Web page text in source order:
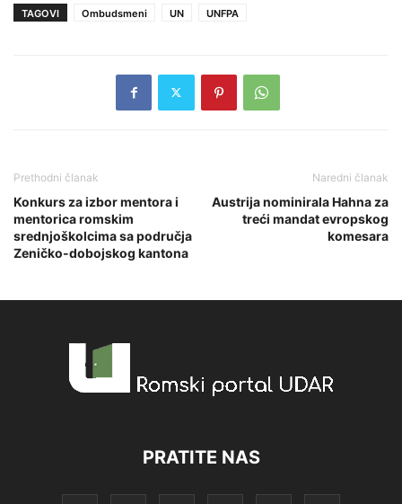
TAGOVI
Ombudsmeni UN UNFPA
Prethodni članak
Konkurs za izbor mentora i
mentorica romskim
srednjoškolcima sa područja
Zeničko-dobojskog kantona
Naredni članak
Austrija nominirala Hahna za
treći mandat evropskog
komesara
PRATITE NAS